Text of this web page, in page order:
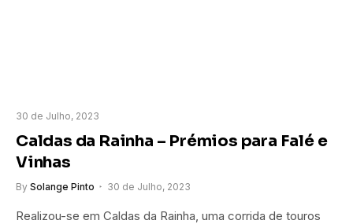
30 de Julho, 2023
Caldas da Rainha – Prémios para Falé e
Vinhas
By Solange Pinto 30 de Julho, 2023
Realizou-se em Caldas da Rainha, uma corrida de touros